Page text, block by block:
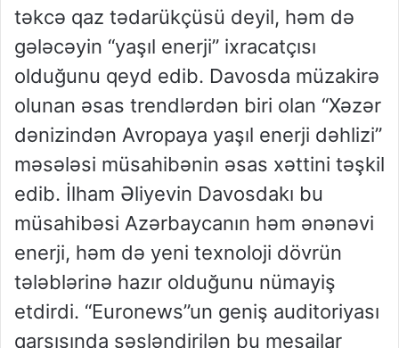
təkcə qaz tədarükçüsü deyil, həm də
gələcəyin “yaşıl enerji” ixracatçısı
olduğunu qeyd edib. Davosda müzakirə
olunan əsas trendlərdən biri olan “Xəzər
dənizindən Avropaya yaşıl enerji dəhlizi”
məsələsi müsahibənin əsas xəttini təşkil
edib. İlham Əliyevin Davosdakı bu
müsahibəsi Azərbaycanın həm ənənəvi
enerji, həm də yeni texnoloji dövrün
tələblərinə hazır olduğunu nümayiş
etdirdi. “Euronews”un geniş auditoriyası
qarşısında səsləndirilən bu mesajlar